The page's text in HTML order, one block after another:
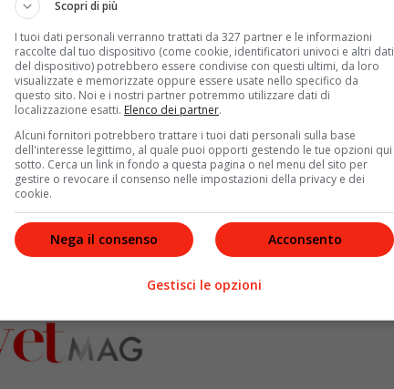
allo stesso periodo dello scorso anno. E un
per il cinema, ma il 2019 è sicuramente una
raggiunti138 milioni , riportando all’attivo un
Scopri di più
I tuoi dati personali verranno trattati da 327 partner e le informazioni
raccolte dal tuo dispositivo (come cookie, identificatori univoci e altri dati
del dispositivo) potrebbero essere condivise con questi ultimi, da loro
visualizzate e memorizzate oppure essere usate nello specifico da
questo sito. Noi e i nostri partner potremmo utilizzare dati di
localizzazione esatti. Elenco dei partner.
Alcuni fornitori potrebbero trattare i tuoi dati personali sulla base
dell'interesse legittimo, al quale puoi opporti gestendo le tue opzioni qui
sotto. Cerca un link in fondo a questa pagina o nel menu del sito per
gestire o revocare il consenso nelle impostazioni della privacy e dei
cookie.
Acconsento
Nega il consenso
Gestisci le opzioni